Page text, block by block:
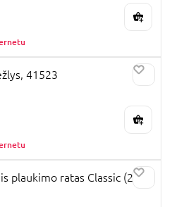
41523
plaukimo ratas Classic (2-